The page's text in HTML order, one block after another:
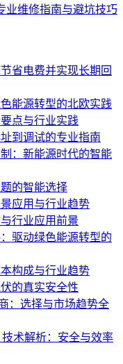
业维修指南与避坑技巧
省电费并实现长期回
能源转型的北欧实践
点与行业实践
到调试的专业指南
：新能源时代的智能
的智能选择
应用与行业趋势
行业应用前景
驱动绿色能源转型的
构成与行业趋势
的真实安全性
：选择与市场趋势全
术解析：安全与效率